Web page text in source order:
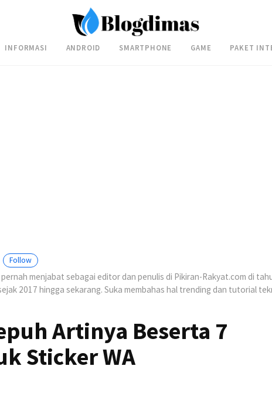
INFORMASI ANDROID SMARTPHONE GAME PAKET
Follow
pernah menjabat sebagai editor dan penulis di Pikiran-Rakyat.com di
2017 hingga sekarang. Suka membahas hal trending dan tutorial
Artinya Beserta 7
Sticker WA